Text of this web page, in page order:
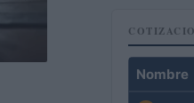
Nombre